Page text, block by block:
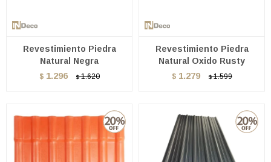
Revestimiento Piedra
Natural Negra
$ 1.296 $ 1.620
Revestimiento Piedra
Natural Oxido Rusty
$ 1.279 $ 1.599